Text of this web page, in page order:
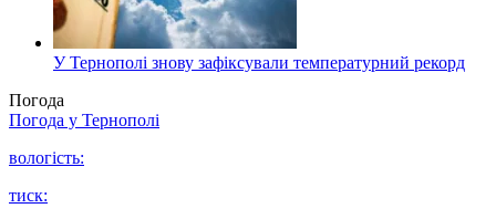
У Тернополі знову зафіксували температурний рекорд
Погода
Погода у Тернополі
вологість:
тиск: